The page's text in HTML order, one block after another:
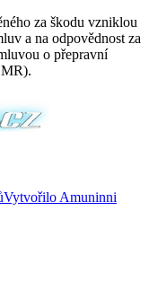
za škodu vzniklou
a na odpovědnost za
o přepravní
Vytvořilo Amuninni